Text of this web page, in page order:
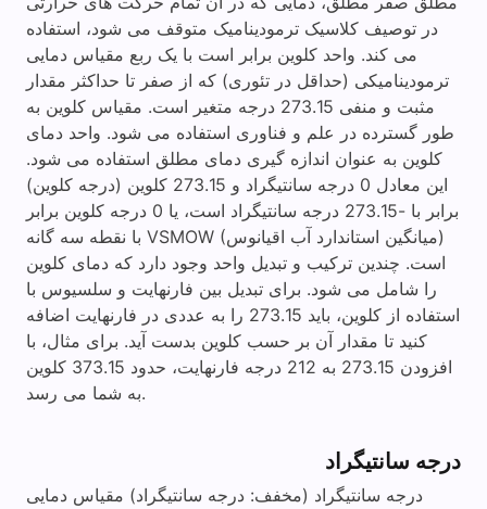
در توصیف کلاسیک ترمودینامیک متوقف می شود، استفاده
می کند. واحد کلوین برابر است با یک ربع مقیاس دمایی
ترمودینامیکی (حداقل در تئوری) که از صفر تا حداکثر مقدار
مثبت و منفی 273.15 درجه متغیر است. مقیاس کلوین به
طور گسترده در علم و فناوری استفاده می شود. واحد دمای
کلوین به عنوان اندازه گیری دمای مطلق استفاده می شود.
این معادل 0 درجه سانتیگراد و 273.15 کلوین (درجه کلوین)
برابر با -273.15 درجه سانتیگراد است، یا 0 درجه کلوین برابر
با نقطه سه گانه VSMOW (میانگین استاندارد آب اقیانوس)
است. چندین ترکیب و تبدیل واحد وجود دارد که دمای کلوین
را شامل می شود. برای تبدیل بین فارنهایت و سلسیوس با
استفاده از کلوین، باید 273.15 را به عددی در فارنهایت اضافه
کنید تا مقدار آن بر حسب کلوین بدست آید. برای مثال، با
افزودن 273.15 به 212 درجه فارنهایت، حدود 373.15 کلوین
به شما می رسد.
درجه سانتیگراد
درجه سانتیگراد (مخفف: درجه سانتیگراد) مقیاس دمایی